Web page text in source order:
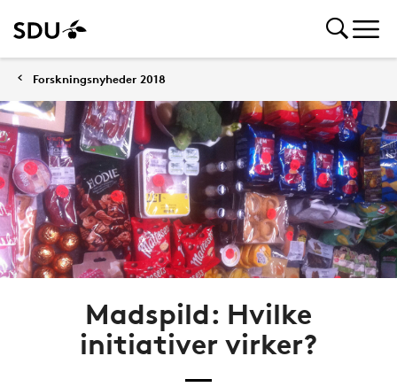
Forskningsnyheder 2018
Madspild: Hvilke
initiativer virker?